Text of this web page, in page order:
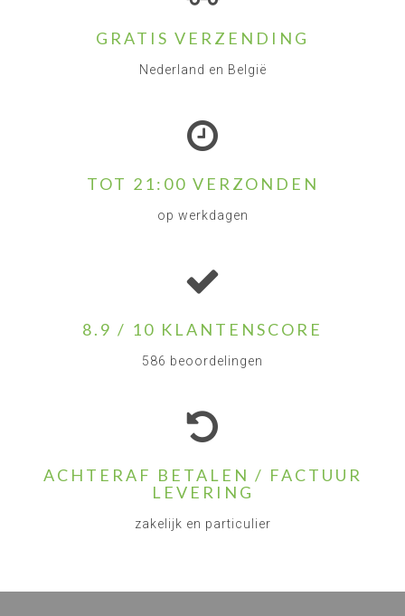
GRATIS VERZENDING
Nederland en België
TOT 21:00 VERZONDEN
op werkdagen
8.9 / 10 KLANTENSCORE
586 beoordelingen
ACHTERAF BETALEN / FACTUUR
LEVERING
zakelijk en particulier